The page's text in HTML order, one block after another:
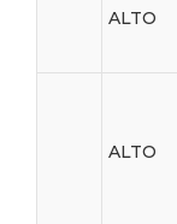
ALTO
ALTO